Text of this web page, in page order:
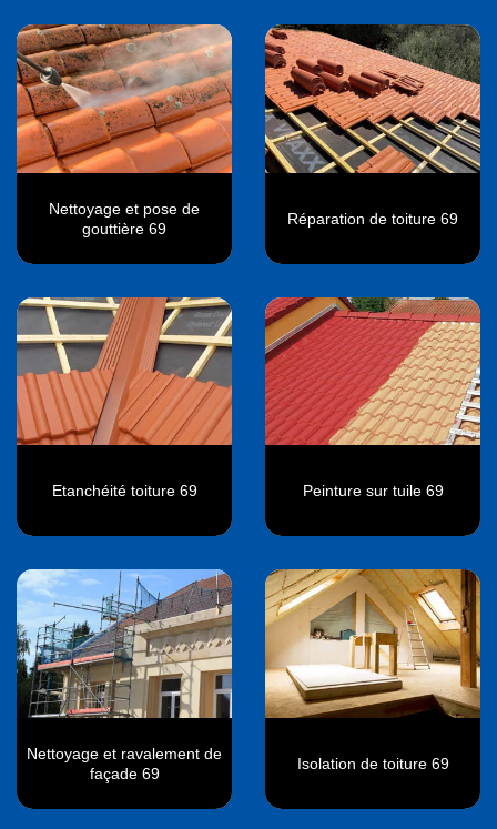
Nettoyage et pose de
gouttière 69
Réparation de toiture 69
Etanchéité toiture 69 Peinture sur tuile 69
Nettoyage et ravalement de
façade 69
Isolation de toiture 69